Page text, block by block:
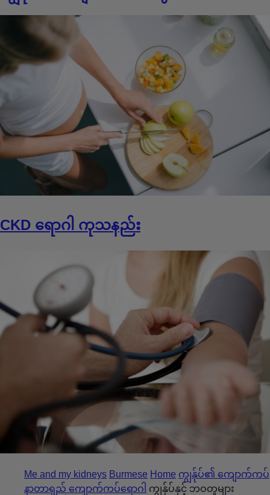
CKD ရောဂါ ကုသနည်း
Me and my kidneys Burmese Home ကျွန်ုပ်၏ ကျောက်ကပ်
နာတာရှည် ကျောက်ကပ်ရောဂါ ကျွန်ုပ်နှင့် ဘဝတူများ